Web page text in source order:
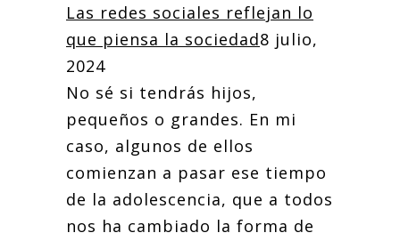
Las redes sociales reflejan lo
que piensa la sociedad8 julio,
2024
No sé si tendrás hijos,
pequeños o grandes. En mi
caso, algunos de ellos
comienzan a pasar ese tiempo
de la adolescencia, que a todos
nos ha cambiado la forma de